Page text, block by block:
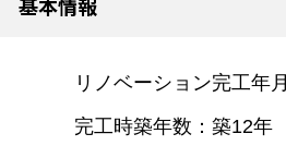
リノベーション完工年月
完工時築年数
築12年